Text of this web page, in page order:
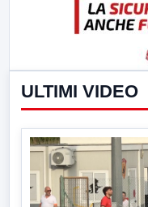
ULTIMI VIDEO